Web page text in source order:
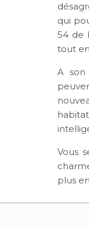
qui
54 de
tout
A son
Vous
plus